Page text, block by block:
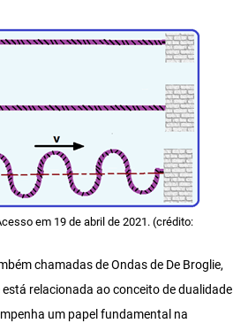
em 19 de abril de 2021. (crédito:
chamadas de Ondas de De Broglie,
relacionada ao conceito de dualidade
um papel fundamental na